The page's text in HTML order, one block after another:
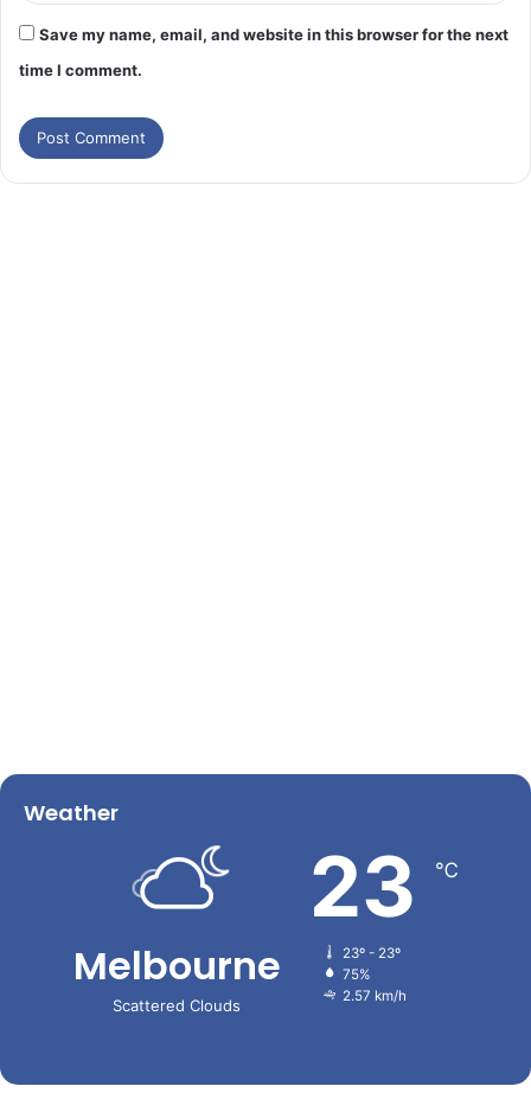
Save my name, email, and website in this browser for the next
time I comment.
Weather
Melbourne
Scattered Clouds
23 ℃
23º - 23º
75%
2.57 km/h